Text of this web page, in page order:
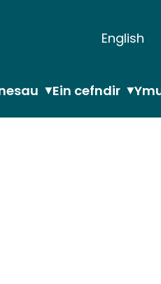
English
Ein cefndir